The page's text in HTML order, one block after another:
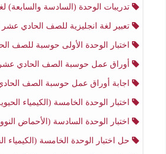
تدريبات الوحدة (السادسة والسابعة) لغة انجليزية الصف
تعبير لغة انجليزية للصف الحادي عشر
اختبار الوحدة الأولى حوسبة للصف الحادي عشر
أوراق عمل حوسبة الصف الحادي عشر علمي
اجابة أوراق عمل حوسبة الصف الحادي عشر
اختبار الوحدة الخامسة (الكيمياء الحيوية - البناء الضوئي) أحياء
اختبار الوحدة السادسة (الأحماض النووية والوراثة) أحياء الصف
حل اختبار الوحدة الخامسة (الكيمياء الحيوية - البناء الضوئي) أحياء